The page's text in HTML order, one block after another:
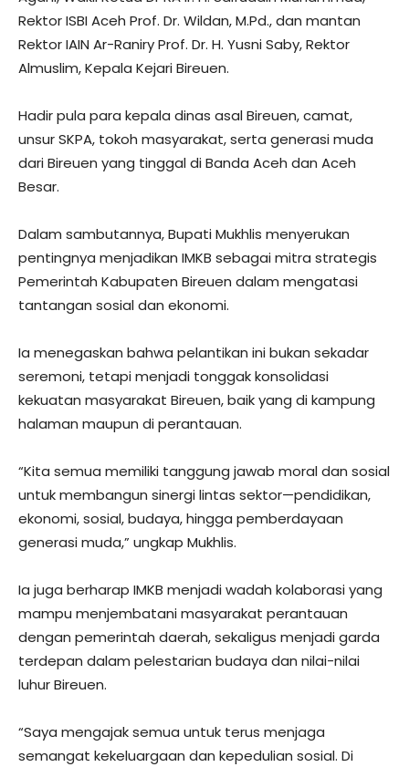
Rektor ISBI Aceh Prof. Dr. Wildan, M.Pd., dan mantan
Rektor IAIN Ar-Raniry Prof. Dr. H. Yusni Saby, Rektor
Almuslim, Kepala Kejari Bireuen.
Hadir pula para kepala dinas asal Bireuen, camat,
unsur SKPA, tokoh masyarakat, serta generasi muda
dari Bireuen yang tinggal di Banda Aceh dan Aceh
Besar.
Dalam sambutannya, Bupati Mukhlis menyerukan
pentingnya menjadikan IMKB sebagai mitra strategis
Pemerintah Kabupaten Bireuen dalam mengatasi
tantangan sosial dan ekonomi.
Ia menegaskan bahwa pelantikan ini bukan sekadar
seremoni, tetapi menjadi tonggak konsolidasi
kekuatan masyarakat Bireuen, baik yang di kampung
halaman maupun di perantauan.
“Kita semua memiliki tanggung jawab moral dan sosial
untuk membangun sinergi lintas sektor—pendidikan,
ekonomi, sosial, budaya, hingga pemberdayaan
generasi muda,” ungkap Mukhlis.
Ia juga berharap IMKB menjadi wadah kolaborasi yang
mampu menjembatani masyarakat perantauan
dengan pemerintah daerah, sekaligus menjadi garda
terdepan dalam pelestarian budaya dan nilai-nilai
luhur Bireuen.
“Saya mengajak semua untuk terus menjaga
semangat kekeluargaan dan kepedulian sosial. Di